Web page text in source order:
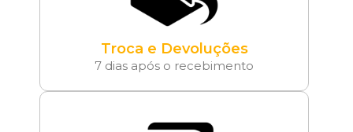
Troca e Devoluções
7 dias após o recebimento